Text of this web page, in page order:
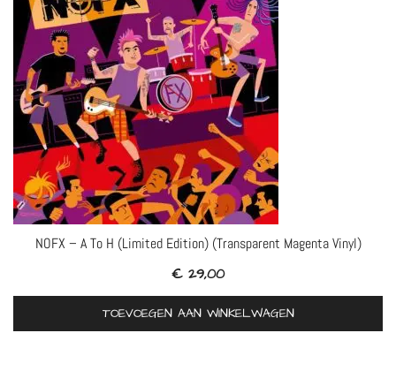
NOFX – A To H (Limited Edition) (Transparent Magenta Vinyl)
€ 29,00
TOEVOEGEN AAN WINKELWAGEN